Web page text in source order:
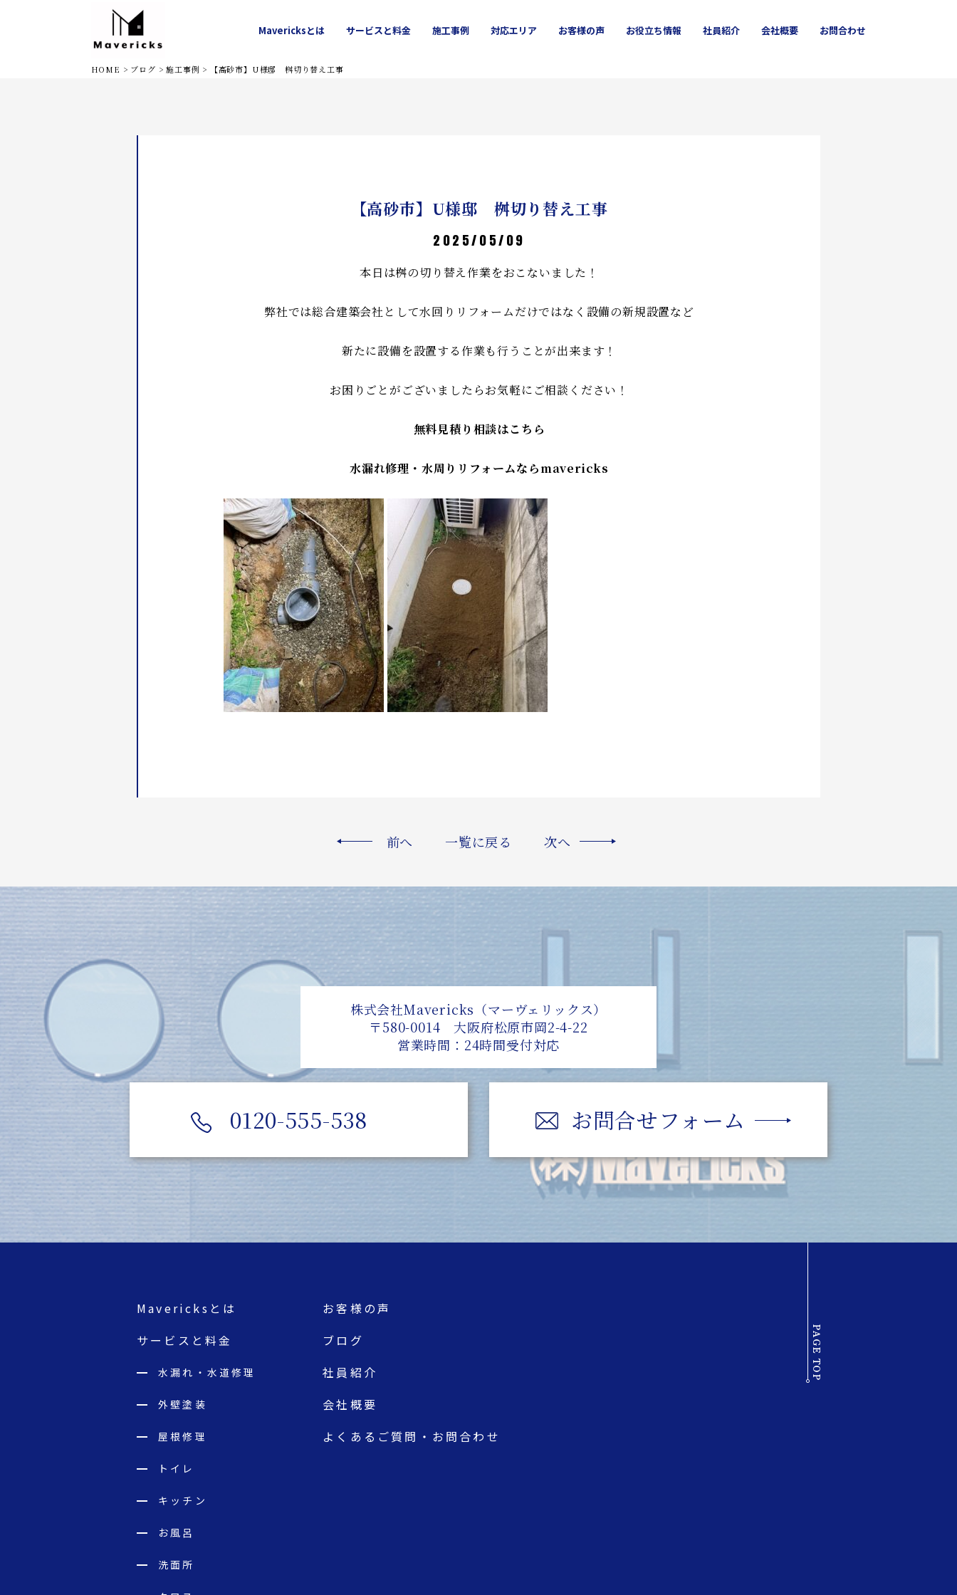
Mavericksとは サービスと料金 施工事例 対応エリア お客様の声 お役立ち情報 社員紹介 会社概要 お問合わせ
HOME > ブログ >施工事例 > 【高砂市】U様邸 桝切り替え工事
【高砂市】U様邸 桝切り替え工事
2025/05/09
本日は桝の切り替え作業をおこないました！
弊社では総合建築会社として水回りリフォームだけではなく設備の新規設置など
新たに設備を設置する作業も行うことが出来ます！
お困りごとがございましたらお気軽にご相談ください！
無料見積り相談はこちら
水漏れ修理・水周りリフォームならmavericks
前へ 一覧に戻る 次へ
株式会社Mavericks（マーヴェリックス）
〒580-0014 大阪府松原市岡2-4-22
営業時間：24時間受付対応
0120-555-538 お問合せフォーム
Mavericksとは
サービスと料金
水漏れ・水道修理
外壁塗装
屋根修理
トイレ
キッチン
お風呂
洗面所
お客様の声
ブログ
社員紹介
会社概要
よくあるご質問・お問合わせ